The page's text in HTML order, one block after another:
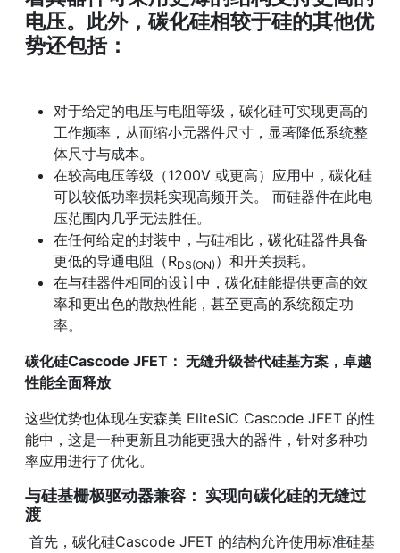
电压。此外，碳化硅相较于硅的其他优
势还包括：
对于给定的电压与电阻等级，碳化硅可实现更高的
工作频率，从而缩小元器件尺寸，显著降低系统整
体尺寸与成本。
在较高电压等级（1200V 或更高）应用中，碳化硅
可以较低功率损耗实现高频开关。 而硅器件在此电
压范围内几乎无法胜任。
在任何给定的封装中，与硅相比，碳化硅器件具备
更低的导通电阻（RDS(ON) ）和开关损耗。
在与硅器件相同的设计中，碳化硅能提供更高的效
率和更出色的散热性能，甚至更高的系统额定功
率。
碳化硅Cascode JFET： 无缝升级替代硅基方案，卓越
性能全面释放
这些优势也体现在安森美 EliteSiC Cascode JFET 的性
能中，这是一种更新且功能更强大的器件，针对多种功
率应用进行了优化。
与硅基栅极驱动器兼容： 实现向碳化硅的无缝过
渡
首先，碳化硅Cascode JFET 的结构允许使用标准硅基